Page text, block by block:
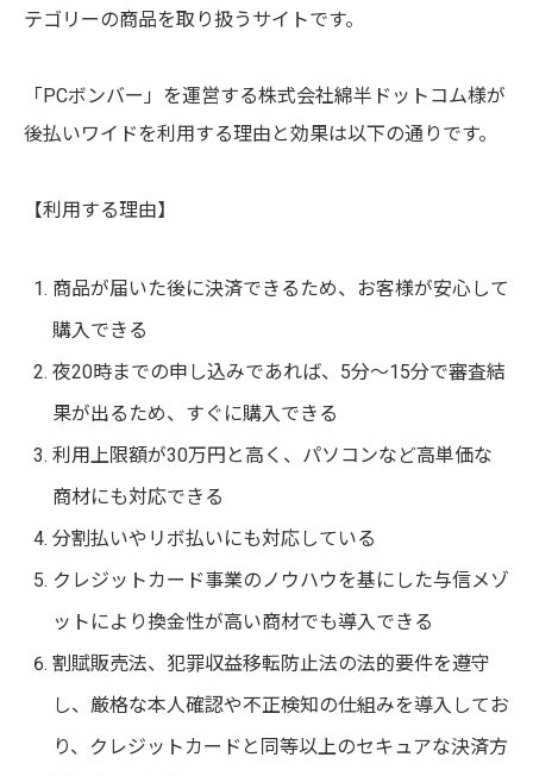
テゴリーの商品を取り扱うサイトです。
「PCボンバー」を運営する株式会社綿半ドットコム様が
後払いワイドを利用する理由と効果は以下の通りです。
【利用する理由】
商品が届いた後に決済できるため、お客様が安心して
購入できる
夜20時までの申し込みであれば、5分～15分で審査結
果が出るため、すぐに購入できる
利用上限額が30万円と高く、パソコンなど高単価な
商材にも対応できる
分割払いやリボ払いにも対応している
クレジットカード事業のノウハウを基にした与信メゾ
ットにより換金性が高い商材でも導入できる
割賦販売法、犯罪収益移転防止法の法的要件を遵守
し、厳格な本人確認や不正検知の仕組みを導入してお
り、クレジットカードと同等以上のセキュアな決済方